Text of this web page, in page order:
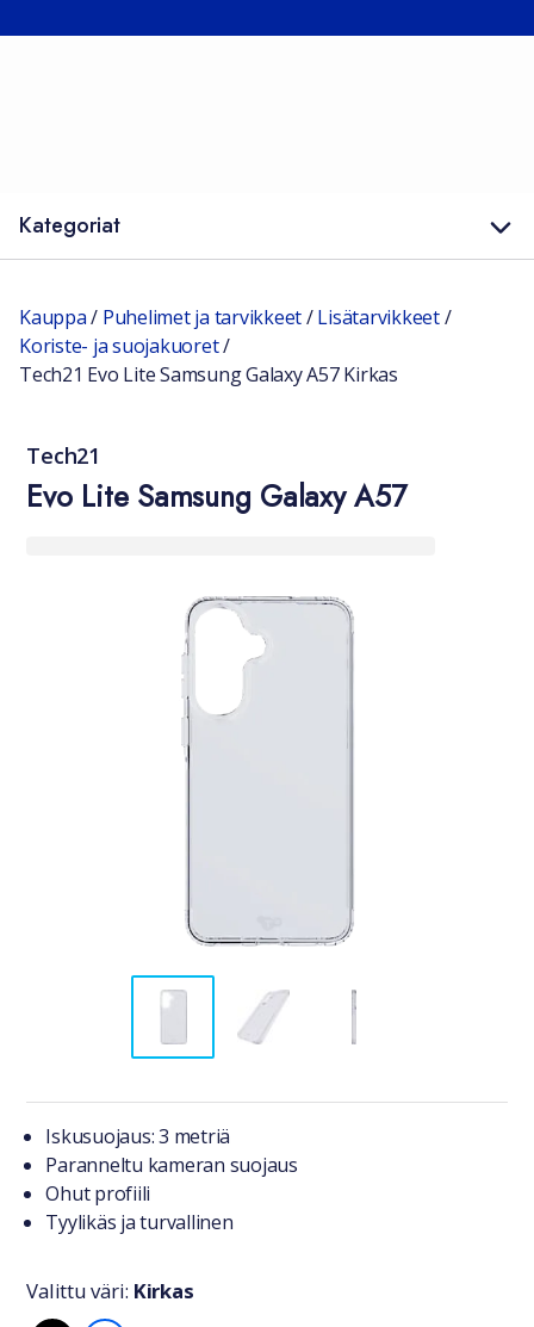
Kategoriat
Kauppa/ Puhelimet ja tarvikkeet/Lisätarvikkeet/
Koriste- ja suojakuoret/
Tech21 Evo Lite Samsung Galaxy A57 Kirkas
Tech21
Evo Lite Samsung Galaxy A57
Tuotteesta lyhyesti
Iskusuojaus: 3 metriä
Paranneltu kameran suojaus
Ohut profiili
Tyylikäs ja turvallinen
Valitse väri
Valittu väri: Kirkas